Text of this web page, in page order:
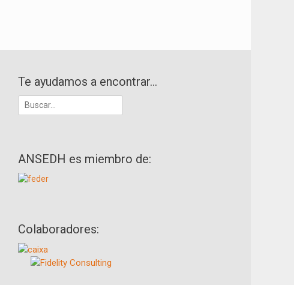
Te ayudamos a encontrar…
Buscar:
ANSEDH es miembro de:
Colaboradores: